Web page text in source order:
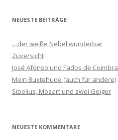
h
n
a
c
h
NEUESTE BEITRÄGE
…der weiße Nebel wunderbar
Zuversicht
José Afonso und Fados de Coimbra
Mein Buxtehude (auch für andere)
Sibelius, Mozart und zwei Geiger
NEUESTE KOMMENTARE